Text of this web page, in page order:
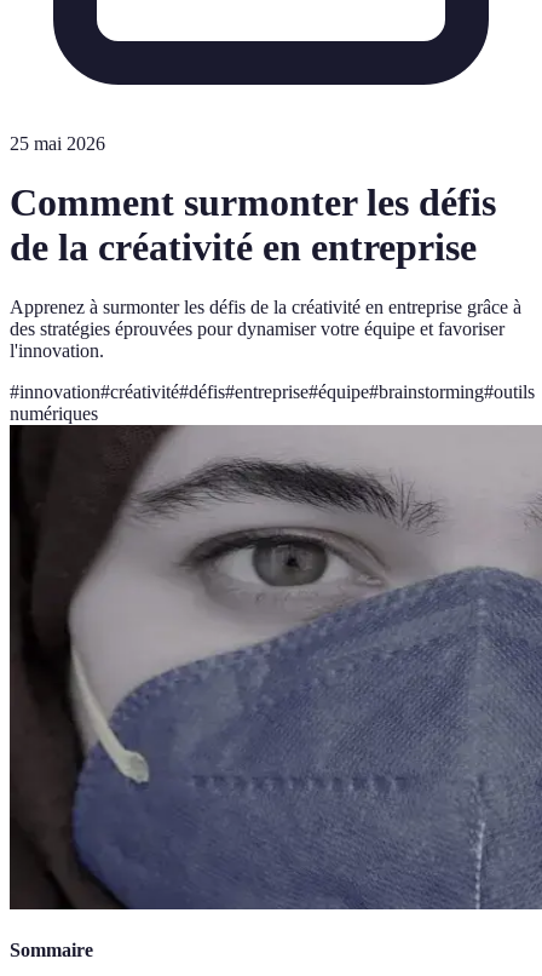
25 mai 2026
Comment surmonter les défis
de la créativité en entreprise
Apprenez à surmonter les défis de la créativité en entreprise grâce à
des stratégies éprouvées pour dynamiser votre équipe et favoriser
l'innovation.
#innovation#créativité#défis#entreprise#équipe#brainstorming#outils
numériques
Sommaire